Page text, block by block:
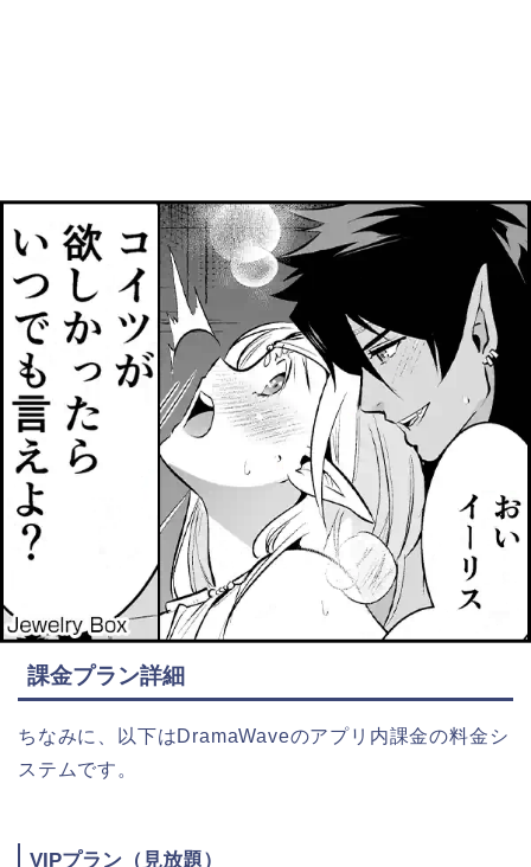
課金プラン詳細
ちなみに、以下はDramaWaveのアプリ内課金の料金シ
ステムです。
VIPプラン（見放題）